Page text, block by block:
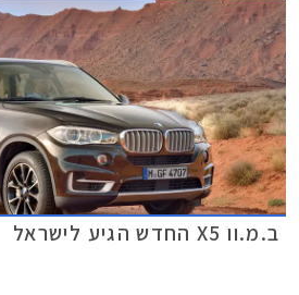
ב.מ.וו X5 החדש הגיע לישראל